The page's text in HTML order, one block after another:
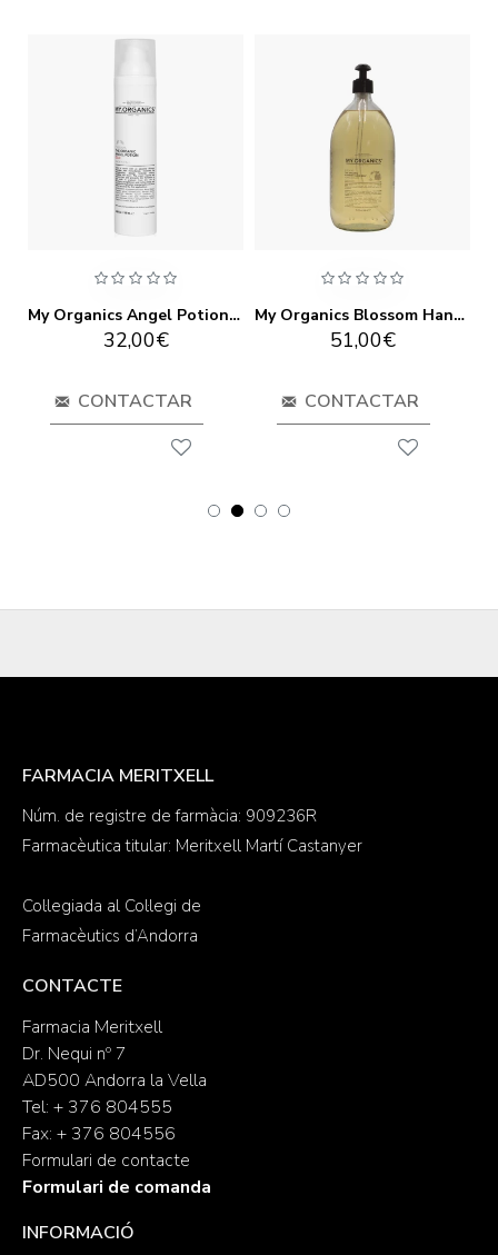
My Organics Angel Potion 100 ml
32,00€
CONTACTAR
My Organics Blossom Hand Soap 1000ml
51,00€
CONTACTAR
FARMACIA MERITXELL
Núm. de registre de farmàcia: 909236R
Farmacèutica titular: Meritxell Martí Castanyer
Col·legiada al Col·legi de
Farmacèutics d’Andorra
CONTACTE
Farmacia Meritxell
Dr. Nequi nº 7
AD500 Andorra la Vella
Tel: + 376 804555
Fax: + 376 804556
Formulari de contacte
Formulari de comanda
INFORMACIÓ